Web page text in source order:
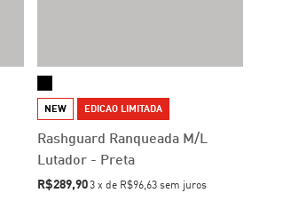
NEW EDICAO LIMITADA
Rashguard Ranqueada M/L
Lutador - Preta
R$289,90 3 xde R$96,63 sem juros